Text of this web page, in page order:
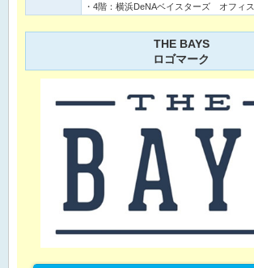
・4階：横浜DeNAベイスターズ オフィス
THE BAYS
ロゴマーク